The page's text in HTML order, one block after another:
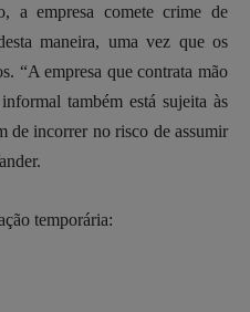
a empresa comete crime de
maneira, uma vez que os
“A empresa que contrata mão
também está sujeita às
de incorrer no risco de assumir
temporária: